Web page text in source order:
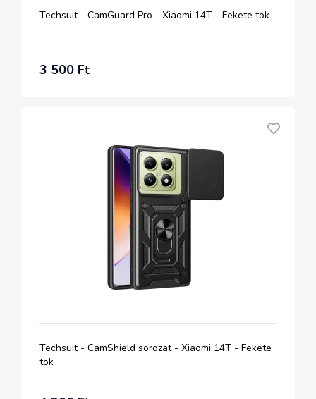
Techsuit - CamGuard Pro - Xiaomi 14T - Fekete tok
3 500 Ft
Techsuit - CamShield sorozat - Xiaomi 14T - Fekete
tok